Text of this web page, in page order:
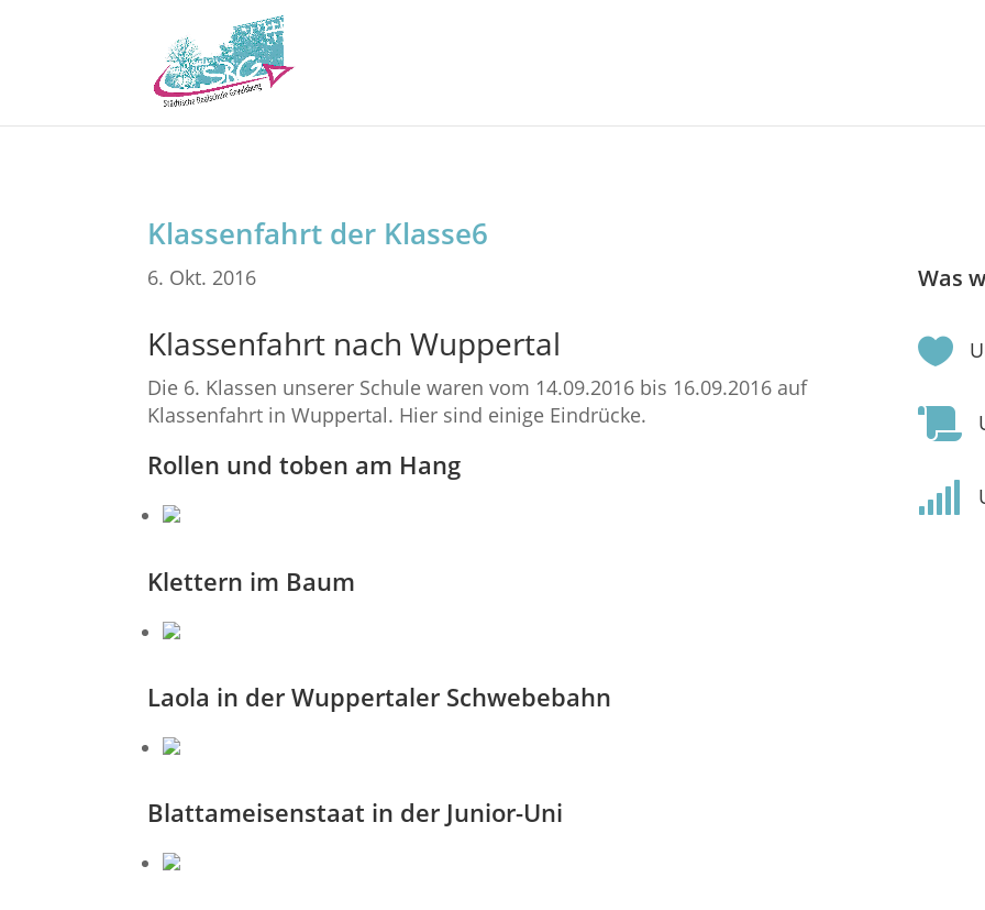
Klassenfahrt der Klasse6
6. Okt. 2016
Klassenfahrt nach Wuppertal
Die 6. Klassen unserer Schule waren vom 14.09.2016 bis 16.09.2016 auf
Klassenfahrt in Wuppertal. Hier sind einige Eindrücke.
Rollen und toben am Hang
Klettern im Baum
Laola in der Wuppertaler Schwebebahn
Blattameisenstaat in der Junior-Uni
Was


